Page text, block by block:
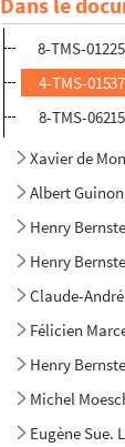
Jean-François
8-TMS-
4-TMS-
8-TMS-
Xavier de
Albert
Henry
Henry
Claude-
Félicien
Henry
Michel
Eugène Sue.